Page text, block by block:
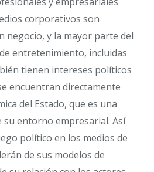
corporativos son
negocio, y la mayor parte del
entretenimiento, incluidas
tienen intereses políticos
encuentran directamente
del Estado, que es una
entorno empresarial. Así
político en los medios de
de sus modelos de